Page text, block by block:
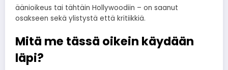
äänioikeus tai tähtäin Hollywoodiin – on saanut
osakseen sekä ylistystä että kritiikkiä.
Mitä me tässä oikein käydään
läpi?